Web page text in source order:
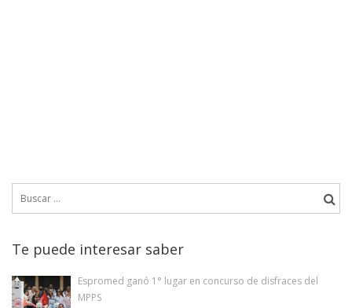
Te puede interesar saber
Espromed ganó 1° lugar en concurso de disfraces del
MPPS